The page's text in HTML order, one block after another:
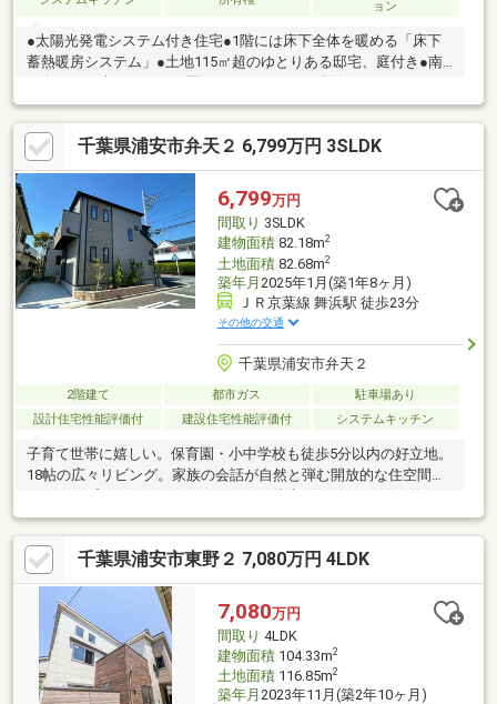
ョン
●太陽光発電システム付き住宅●1階には床下全体を暖める「床下
蓄熱暖房システム」●土地115㎡超のゆとりある邸宅、庭付き●南
ム内容（2026年8月完了予定）・システムキッチン交換・ユニッ
トバス交換・トイレ交換・洗面化粧台交換・全部屋クロス張替・
給湯器交換・インターホン交換・スイッチ・コンセント交換・居
室照明新規取付・ホスクリーン交換・エアコン1台取り付け●ライ
フインフォメーション高洲中央公園まで約180ｍオーケー 新浦安
店まで約440mワイズマート高洲店まで約300ｍ
千葉県浦安市弁天２ 6,799万円 3SLDK
6,799万円
間取り 3SLDK
建物面積82.18m2
土地面積82.68m2
築年月 2025年1月(築1年8ヶ月)
ＪＲ京葉線 舞浜駅 徒歩23分
その他の交通
千葉県浦安市弁天２
2階建て 都市ガス
駐車場あり
設計住宅性能評価付
建設住宅性能評価付 システムキッチン
子育て世帯に嬉しい。保育園・小中学校も徒歩5分以内の好立地。
18帖の広々リビング。家族の会話が自然と弾む開放的な住空間。
とりを。18帖の広々リビング。家族の会話が自然と弾む開放的な
住空間。住宅性能評価書において、7項目の最高等級を取得。国が
認めた安心と性能が宿る家。北東角地の開放感。陽光と風が収納
にも、秘密基地にも。暮らしの幅を広げるロフト付きの家。通り
抜ける浦安の邸宅。
千葉県浦安市東野２ 7,080万円 4LDK
7,080万円
間取り 4LDK
建物面積104.33m2
土地面積116.85m2
築年月 2023年11月(築2年10ヶ月)